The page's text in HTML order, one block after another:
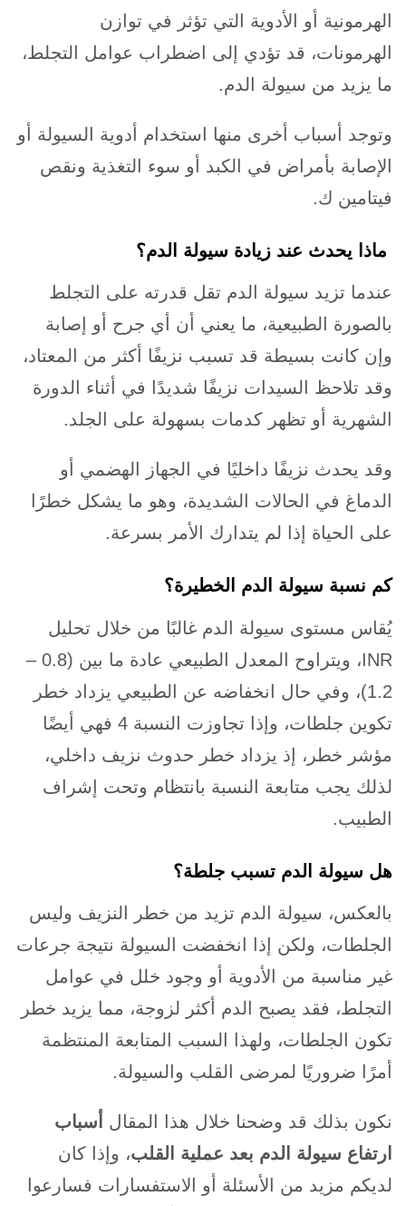
الهرمونية أو الأدوية التي تؤثر في توازن
الهرمونات، قد تؤدي إلى اضطراب عوامل التجلط،
ما يزيد من سيولة الدم.
وتوجد أسباب أخرى منها استخدام أدوية السيولة أو
الإصابة بأمراض في الكبد أو سوء التغذية ونقص
فيتامين ك.
ماذا يحدث عند زيادة سيولة الدم؟
عندما تزيد سيولة الدم تقل قدرته على التجلط
بالصورة الطبيعية، ما يعني أن أي جرح أو إصابة
وإن كانت بسيطة قد تسبب نزيفًا أكثر من المعتاد،
وقد تلاحظ السيدات نزيفًا شديدًا في أثناء الدورة
الشهرية أو تظهر كدمات بسهولة على الجلد.
وقد يحدث نزيفًا داخليًا في الجهاز الهضمي أو
الدماغ في الحالات الشديدة، وهو ما يشكل خطرًا
على الحياة إذا لم يتدارك الأمر بسرعة.
كم نسبة سيولة الدم الخطيرة؟
يُقاس مستوى سيولة الدم غالبًا من خلال تحليل
INR، ويتراوح المعدل الطبيعي عادة ما بين (0.8 –
1.2)، وفي حال انخفاضه عن الطبيعي يزداد خطر
تكوين جلطات، وإذا تجاوزت النسبة 4 فهي أيضًا
مؤشر خطر، إذ يزداد خطر حدوث نزيف داخلي،
لذلك يجب متابعة النسبة بانتظام وتحت إشراف
الطبيب.
هل سيولة الدم تسبب جلطة؟
بالعكس، سيولة الدم تزيد من خطر النزيف وليس
الجلطات، ولكن إذا انخفضت السيولة نتيجة جرعات
غير مناسبة من الأدوية أو وجود خلل في عوامل
التجلط، فقد يصبح الدم أكثر لزوجة، مما يزيد خطر
تكون الجلطات، ولهذا السبب المتابعة المنتظمة
أمرًا ضروريًا لمرضى القلب والسيولة.
نكون بذلك قد وضحنا خلال هذا المقال
أسباب
ارتفاع سيولة الدم بعد عملية القلب، وإذا كان
لديكم مزيد من الأسئلة أو الاستفسارات فسارعوا